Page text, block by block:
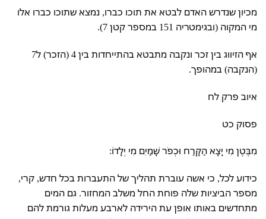
מכיון שנדרש האדם לבטא את תוכו כברו, נמצא שתוכו כברו אלו
מי המקוה (ובגימטריה 151 במספר קטן 7).
אף הזיווג בין זכר ונקבה מתבטא בהתייחדות בין 4 (הזכר) ל7
(הנקבה) במהופך.
איוב פרק לח
פסוק כט
מִבֶּטֶן מִי יָצָא הַקָּרַח וּכְפֹר שָׁמַיִם מִי יְלָדוֹ:
כידוע לכל, כי אשה עוברת תהליך של התעברות בכל חדש, קרי,
מספר הביציות שלה פוחת החל משלב המחזור. גם המים
מתחדשים באותו אופן עת הירידה לארבע מעלות גורמת להם